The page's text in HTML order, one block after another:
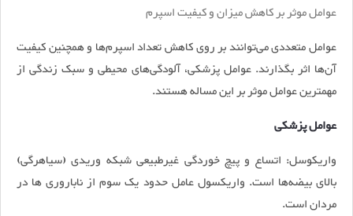
عوامل موثر بر کاهش میزان و کیفیت اسپرم
عوامل متعددی می‌توانند بر روی کاهش تعداد اسپرم‌ها و همچنین کیفیت
آن‌ها اثر بگذارند. عوامل پزشکی، آلودگی‌های محیطی و سبک زندگی از
مهمترین عوامل موثر بر این مساله هستند.
عوامل پزشکی
واریکوسل: اتساع و پیچ خوردگی غیرطبیعی شبکه وریدی (سیاهرگی)
بالای بیضه‌ها است. واریکسول عامل حدود یک سوم از ناباروری ها در
مردان است.